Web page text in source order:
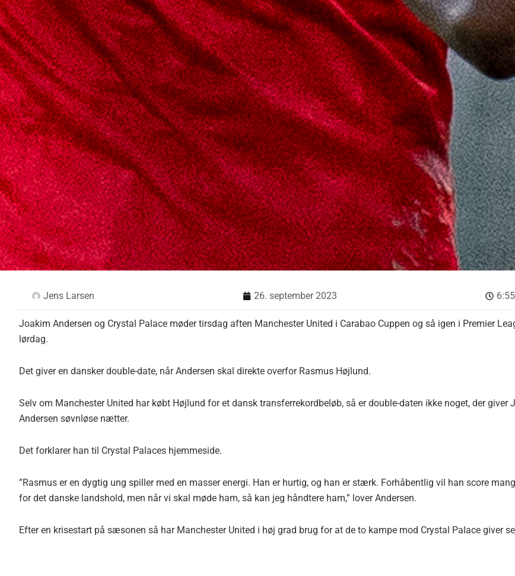
Jens Larsen 26. september 2023
Joakim Andersen og Crystal Palace møder tirsdag aften Manchester United i Carabao Cuppen og så igen i Premier
lørdag.
Det giver en dansker double-date, når Andersen skal direkte overfor Rasmus Højlund.
Selv om Manchester United har købt Højlund for et dansk transferrekordbeløb, så er double-daten ikke noget, der giver
Andersen søvnløse nætter.
Det forklarer han til Crystal Palaces hjemmeside.
”Rasmus er en dygtig ung spiller med en masser energi. Han er hurtig, og han er stærk. Forhåbentlig vil han score
for det danske landshold, men når vi skal møde ham, så kan jeg håndtere ham,” lover Andersen.
Efter en krisestart på sæsonen så har Manchester United i høj grad brug for at de to kampe mod Crystal Palace giver